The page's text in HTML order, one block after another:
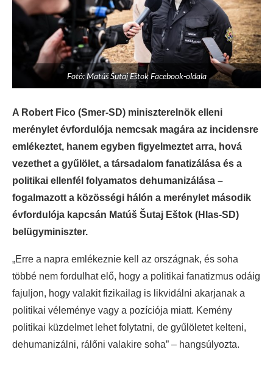
Fotó: Matúš Šutaj Eštok Facebook-oldala
A Robert Fico (Smer-SD) miniszterelnök elleni
merénylet évfordulója nemcsak magára az incidensre
emlékeztet, hanem egyben figyelmeztet arra, hová
vezethet a gyűlölet, a társadalom fanatizálása és a
politikai ellenfél folyamatos dehumanizálása –
fogalmazott a közösségi hálón a merénylet második
évfordulója kapcsán Matúš Šutaj Eštok (Hlas-SD)
belügyminiszter.
„Erre a napra emlékeznie kell az országnak, és soha
többé nem fordulhat elő, hogy a politikai fanatizmus odáig
fajuljon, hogy valakit fizikailag is likvidálni akarjanak a
politikai véleménye vagy a pozíciója miatt. Kemény
politikai küzdelmet lehet folytatni, de gyűlöletet kelteni,
dehumanizálni, rálőni valakire soha” – hangsúlyozta.